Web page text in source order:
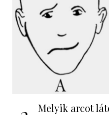
Melyik arcot